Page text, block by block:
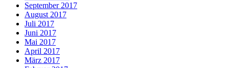
September 2017
August 2017
Juli 2017
Juni 2017
Mai 2017
April 2017
März 2017